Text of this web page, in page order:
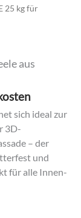
25 kg für
aus
sich ideal zur
3D-
– der
und
für alle Innen-